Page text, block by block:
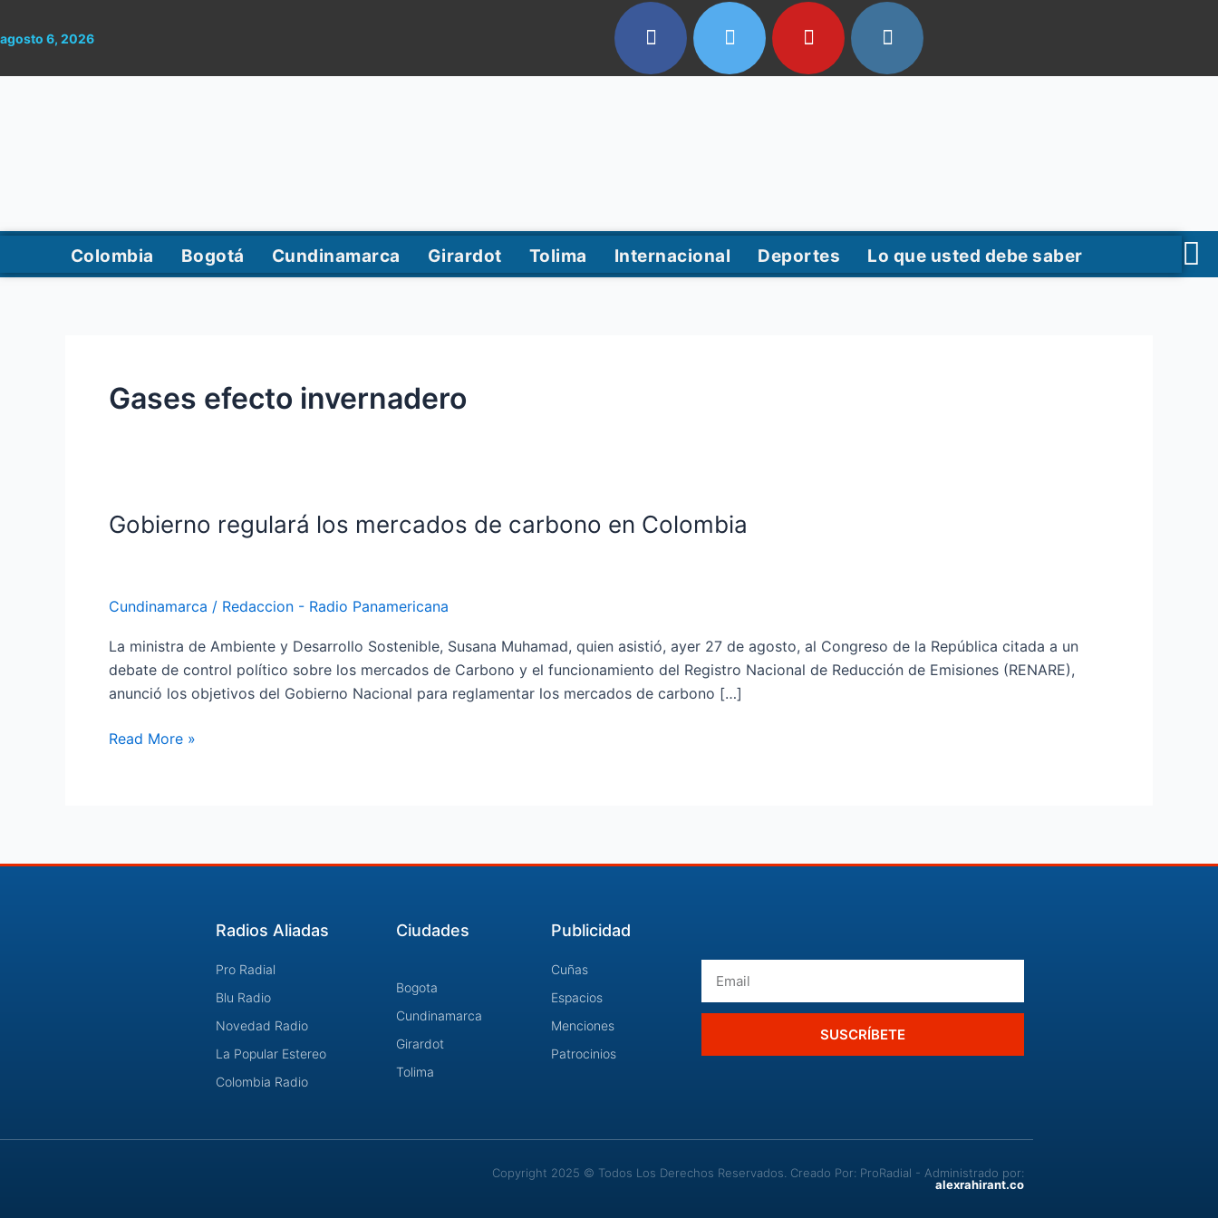
al
agosto 6, 2026
Colombia Bogotá Cundinamarca Girardot Tolima Internacional Deportes Lo que usted debe saber
Gases efecto invernadero
Gobierno regulará los mercados de carbono en Colombia
Cundinamarca / Redaccion - Radio Panamericana
La ministra de Ambiente y Desarrollo Sostenible, Susana Muhamad, quien asistió, ayer 27 de agosto, al Congreso de la República citada a un
debate de control político sobre los mercados de Carbono y el funcionamiento del Registro Nacional de Reducción de Emisiones (RENARE),
anunció los objetivos del Gobierno Nacional para reglamentar los mercados de carbono […]
Gobierno
de
carbono
en
Colombia
Read More »
Radios Aliadas
Pro Radial
Blu Radio
Novedad Radio
La Popular Estereo
Colombia Radio
Ciudades
Bogota
Cundinamarca
Girardot
Tolima
Publicidad
Cuñas
Espacios
Menciones
Patrocinios
SUSCRÍBETE
Copyright 2025 © Todos Los Derechos Reservados. Creado Por: ProRadial - Administrado por:
alexrahirant.co